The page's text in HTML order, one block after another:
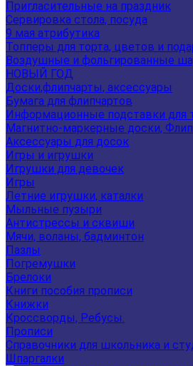
Пригласительные на праздник
Сервировка стола, посуда
9 мая атрибутика
Топперы для торта, цветов и
Воздушные и фольгированные
НОВЫЙ ГОД
Доски,флипчарты, аксессуары
Бумага для флипчартов
Информационные подставки для
Магнитно-маркерные доски,
Аксессуары для досок
Игры и игрушки
Игрушки для девочек
Игры
Летние игрушки, каталки
Мыльные пузыри
Антистрессы и сквиши
Мячи, воланы, бадминтон
Пазлы
Погремушки
Брелоки
Книги пособия прописи
Книжки
Кроссворды, Ребусы.
Прописи
Справочники для школьника и
Шпаргалки